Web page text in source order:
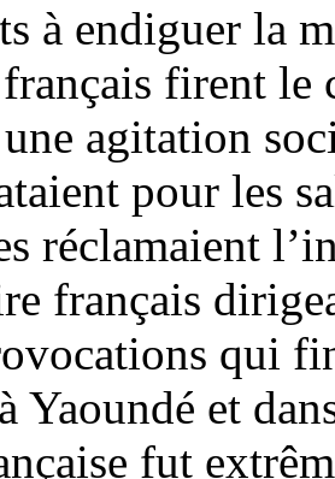
à endiguer la
firent le
agitation
pour les
réclamaient
français
qui
Yaoundé et
fut